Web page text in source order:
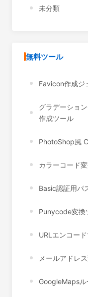
未分類
無料ツール
Favicon作成ジ
グラデーショ
作成ツール
PhotoShop風
カラーコード
Basic認証用パ
Punycode変換
URLエンコー
メールアドレ
GoogleMaps